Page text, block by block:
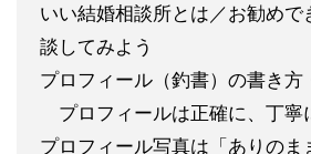
いい結婚相談所とは／お勧めで
談してみよう
プロフィール（釣書）の書き方
プロフィールは正確に、丁寧
プロフィール写真は「ありのま